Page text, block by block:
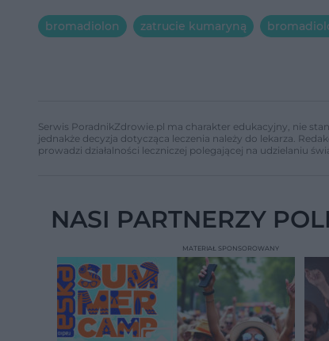
bromadiolon zatrucie kumaryną
Serwis PoradnikZdrowie.pl ma charakter edukacyjny, nie
jednakże decyzja dotycząca leczenia należy do lekarza.
prowadzi działalności leczniczej polegającej na udzielaniu
NASI PARTNERZY
MATERIAŁ SPONSOROWANY